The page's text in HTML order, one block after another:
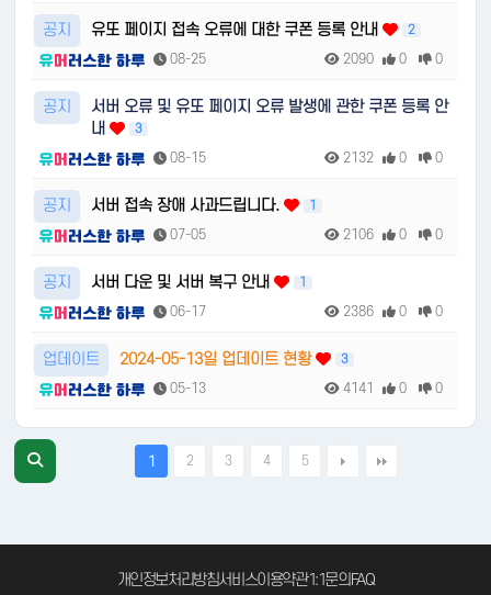
공지 유또 페이지 접속 오류에 대한 쿠폰 등록 안내 2
08-25 2090 0 0
공지
서버 오류 및 유또 페이지 오류 발생에 관한 쿠폰 등록 안
내
3
08-15 2132 0 0
공지 서버 접속 장애 사과드립니다. 1
07-05 2106 0 0
공지 서버 다운 및 서버 복구 안내 1
06-17 2386 0 0
업데이트 2024-05-13일 업데이트 현황 3
05-13 4141 0 0
1 2 3 4 5
개인정보처리방침서비스이용약관1:1문의FAQ